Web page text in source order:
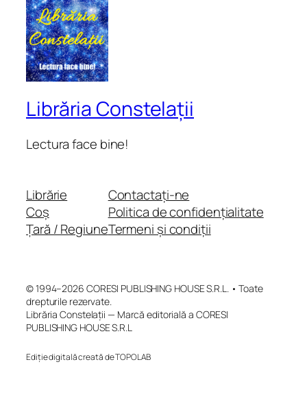
Librăria Constelații
Lectura face bine!
Librărie
Coș
Țară / Regiune
Contactați-ne
Politica de confidențialitate
Termeni și condiții
© 1994–2026 CORESI PUBLISHING HOUSE S.R.L. • Toate
drepturile rezervate.
Librăria Constelații — Marcă editorială a CORESI
PUBLISHING HOUSE S.R.L
Ediție digitală creată de TOPOLAB